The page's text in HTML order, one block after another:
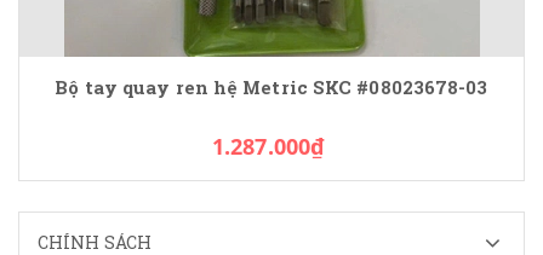
Bộ tay quay ren hệ Metric SKC #08023678-03
1.287.000₫
CHÍNH SÁCH